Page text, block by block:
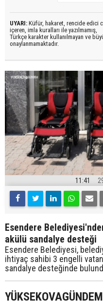
UYARI: Küfür, hakaret, rencide edici
içeren, imla kuralları ile yazılmamış,
Türkçe karakter kullanılmayan ve
onaylanmamaktadır.
11:41
Esendere
akülü sandalye desteği
Esendere Belediyesi,
ihtiyaç sahibi 3 engelli
sandalye desteğinde
YÜKSEKOVAGÜNDEM